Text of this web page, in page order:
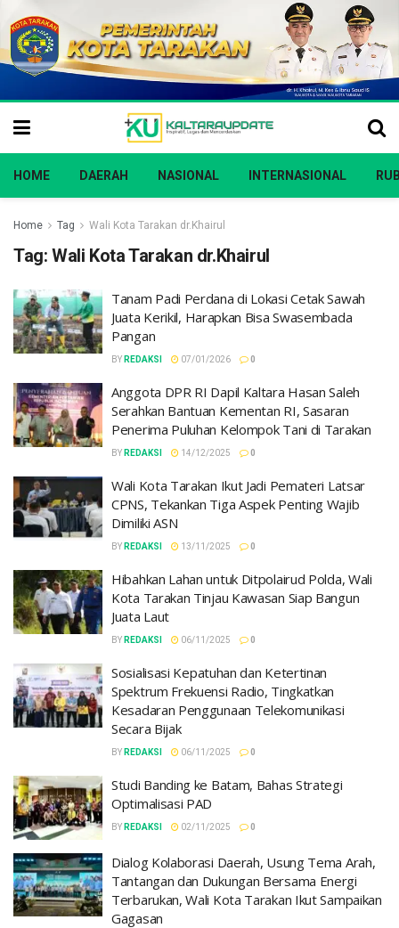
HOME DAERAH NASIONAL INTERNASIONAL
Home Tag Wali Kota Tarakan dr.Khairul
Tag: Wali Kota Tarakan dr.Khairul
Tanam Padi Perdana di Lokasi Cetak Sawah
Juata Kerikil, Harapkan Bisa Swasembada
Pangan
BY REDAKSI 07/01/2026 0
Anggota DPR RI Dapil Kaltara Hasan Saleh
Serahkan Bantuan Kementan RI, Sasaran
Penerima Puluhan Kelompok Tani di Tarakan
BY REDAKSI 14/12/2025 0
Wali Kota Tarakan Ikut Jadi Pemateri Latsar
CPNS, Tekankan Tiga Aspek Penting Wajib
Dimiliki ASN
BY REDAKSI 13/11/2025 0
Hibahkan Lahan untuk Ditpolairud Polda, Wali
Kota Tarakan Tinjau Kawasan Siap Bangun
Juata Laut
BY REDAKSI 06/11/2025 0
Sosialisasi Kepatuhan dan Ketertinan
Spektrum Frekuensi Radio, Tingkatkan
Kesadaran Penggunaan Telekomunikasi
Secara Bijak
BY REDAKSI 06/11/2025 0
Studi Banding ke Batam, Bahas Strategi
Optimalisasi PAD
BY REDAKSI 02/11/2025 0
Dialog Kolaborasi Daerah, Usung Tema Arah,
Tantangan dan Dukungan Bersama Energi
Terbarukan, Wali Kota Tarakan Ikut Sampaikan
Gagasan